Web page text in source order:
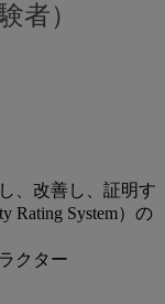
者）
、改善し、証明す
Rating System）の
クター